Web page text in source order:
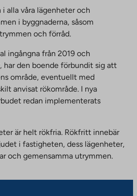
alla våra lägenheter och
i byggnaderna, såsom
och förråd.
ingångna från 2019 och
har den boende förbundit sig att
område, eventuellt med
anvisat rökområde. I nya
redan implementerats
är helt rökfria. Rökfritt innebär
i fastigheten, dess lägenheter,
och gemensamma utrymmen.